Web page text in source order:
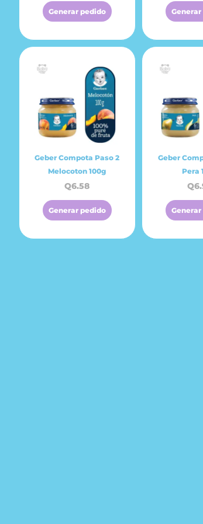
Generar pedido
Geber Compota Paso 2
Melocoton 100g
Q6.58
Generar pedido
Geber
Pera
Q